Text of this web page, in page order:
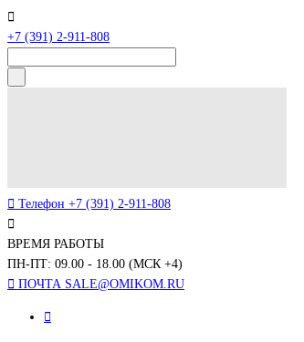
+7 (391) 2-911-808
Телефон +7 (391) 2-911-808
ВРЕМЯ РАБОТЫ
ПН-ПТ: 09.00 - 18.00 (МСК +4)
ПОЧТА SALE@OMIKOM.RU